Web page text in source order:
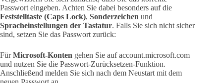
Passwort eingeben. Achten Sie dabei besonders auf die
Feststelltaste (Caps Lock), Sonderzeichen und
Spracheinstellungen der Tastatur. Falls Sie sich nicht sicher
sind, setzen Sie das Passwort zurück:
FürMicrosoft-Konten gehen Sie auf account.microsoft.com
und nutzen Sie die Passwort-Zurücksetzen-Funktion.
Anschließend melden Sie sich nach dem Neustart mit dem